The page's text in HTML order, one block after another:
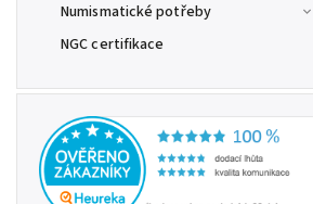
Numismatické potřeby
NGC certifikace